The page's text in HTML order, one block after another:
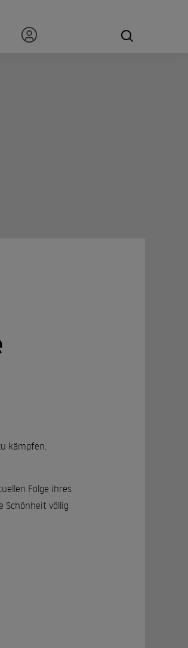
kämpfen.
Folge ihres
Schönheit völlig